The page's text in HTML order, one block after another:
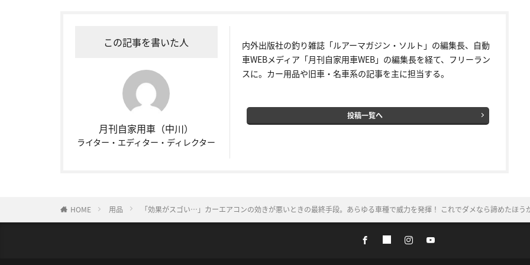
この記事を書いた人
月刊自家用車（中川）
ライター・エディター・ディレクター
内外出版社の釣り雑誌「ルアーマガジン・ソルト」の編集長、自動
車WEBメディア「月刊自家用車WEB」の編集長を経て、フリーラン
スに。カー用品や旧車・名車系の記事を主に担当する。
投稿一覧へ
HOME 用品 「効果がスゴい…」カーエアコンの効きが悪いときの最終手段。あらゆる車種で威力を発揮！ これでダメなら諦めたほう